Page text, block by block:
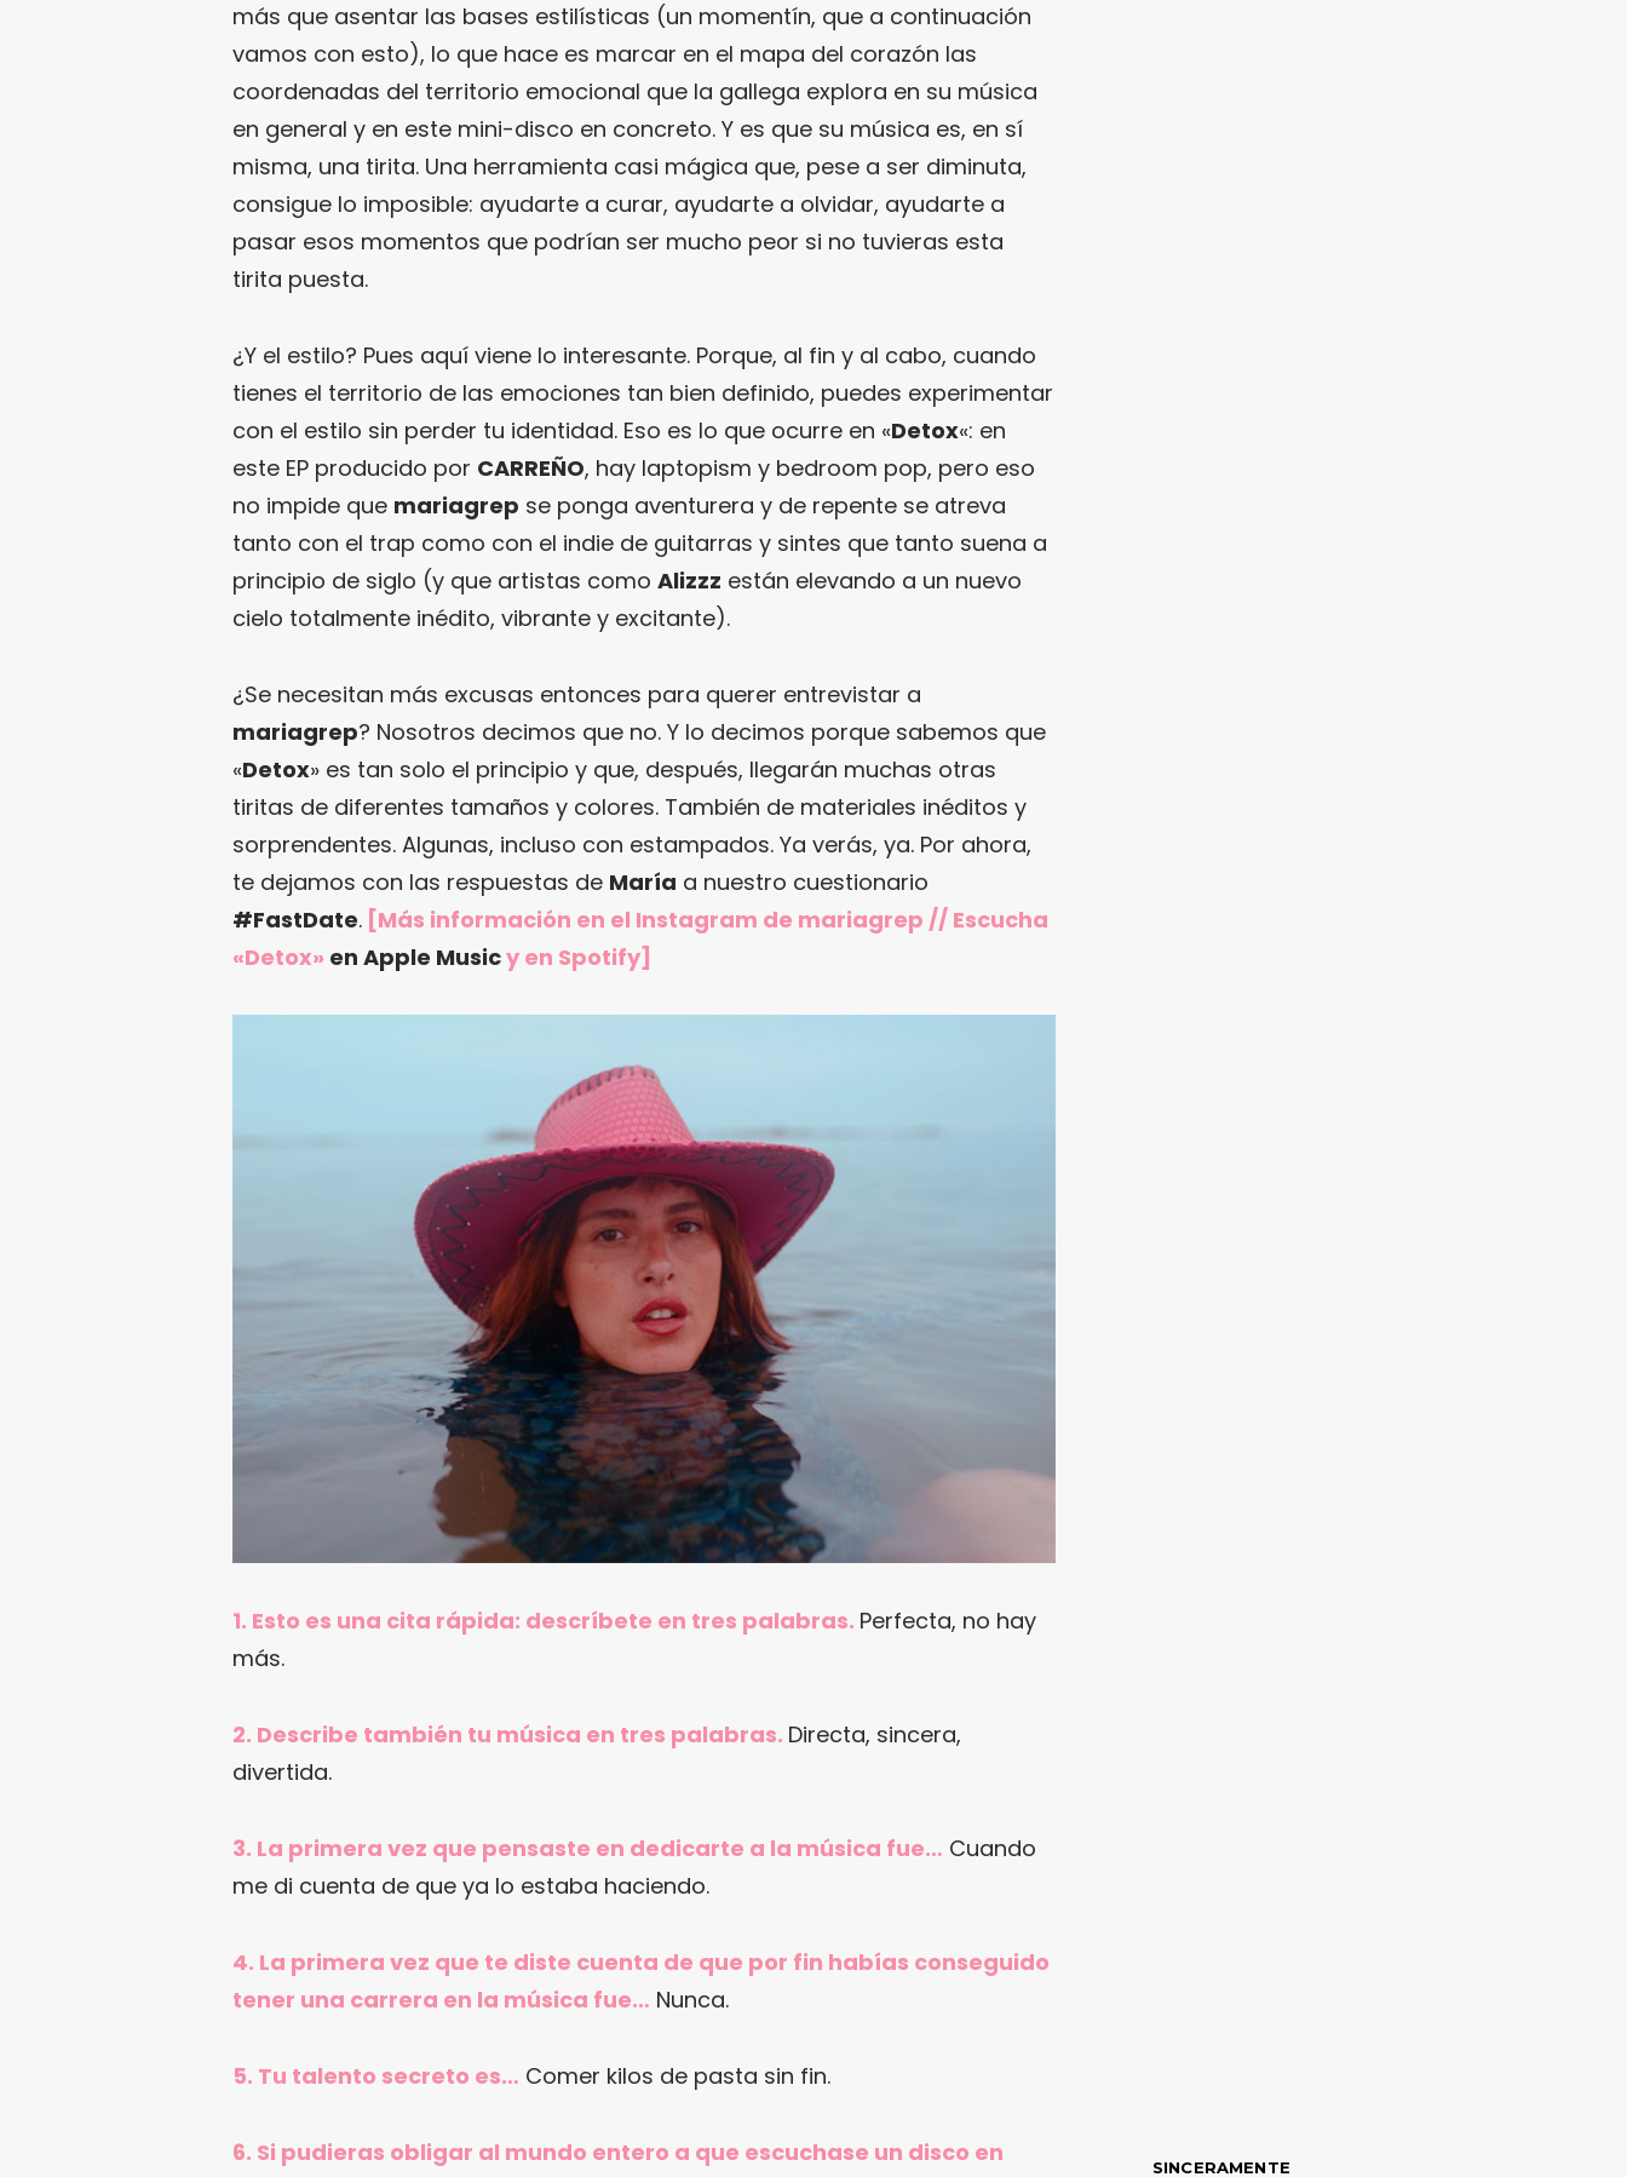
más que asentar las bases estilísticas (un momentín, que a continuación
vamos con esto), lo que hace es marcar en el mapa del corazón las
coordenadas del territorio emocional que la gallega explora en su música
en general y en este mini-disco en concreto. Y es que su música es, en sí
misma, una tirita. Una herramienta casi mágica que, pese a ser diminuta,
consigue lo imposible: ayudarte a curar, ayudarte a olvidar, ayudarte a
pasar esos momentos que podrían ser mucho peor si no tuvieras esta
tirita puesta.
¿Y el estilo? Pues aquí viene lo interesante. Porque, al fin y al cabo, cuando
tienes el territorio de las emociones tan bien definido, puedes experimentar
con el estilo sin perder tu identidad. Eso es lo que ocurre en «Detox«: en
este EP producido por CARREÑO, hay laptopism y bedroom pop, pero eso
no impide que mariagrep se ponga aventurera y de repente se atreva
tanto con el trap como con el indie de guitarras y sintes que tanto suena a
principio de siglo (y que artistas como Alizzz están elevando a un nuevo
cielo totalmente inédito, vibrante y excitante).
¿Se necesitan más excusas entonces para querer entrevistar a
mariagrep? Nosotros decimos que no. Y lo decimos porque sabemos que
«Detox» es tan solo el principio y que, después, llegarán muchas otras
tiritas de diferentes tamaños y colores. También de materiales inéditos y
sorprendentes. Algunas, incluso con estampados. Ya verás, ya. Por ahora,
te dejamos con las respuestas de María a nuestro cuestionario
#FastDate. [Más información en el Instagram de mariagrep // Escucha
«Detox» en Apple Musicy en Spotify]
1. Esto es una cita rápida: descríbete en tres palabras. Perfecta, no hay
más.
2. Describe también tu música en tres palabras. Directa, sincera,
divertida.
3. La primera vez que pensaste en dedicarte a la música fue… Cuando
me di cuenta de que ya lo estaba haciendo.
4. La primera vez que te diste cuenta de que por fin habías conseguido
tener una carrera en la música fue… Nunca.
5. Tu talento secreto es… Comer kilos de pasta sin fin.
6. Si pudieras obligar al mundo entero a que escuchase un disco en
SINCERAMENTE